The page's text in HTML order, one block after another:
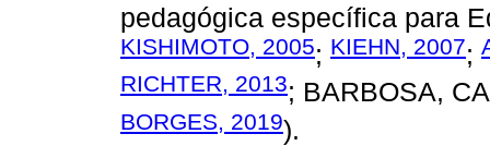
pedagógica específica para
KISHIMOTO, 2005; KIEHN, 2007;
RICHTER, 2013; BARBOSA,
BORGES, 2019).